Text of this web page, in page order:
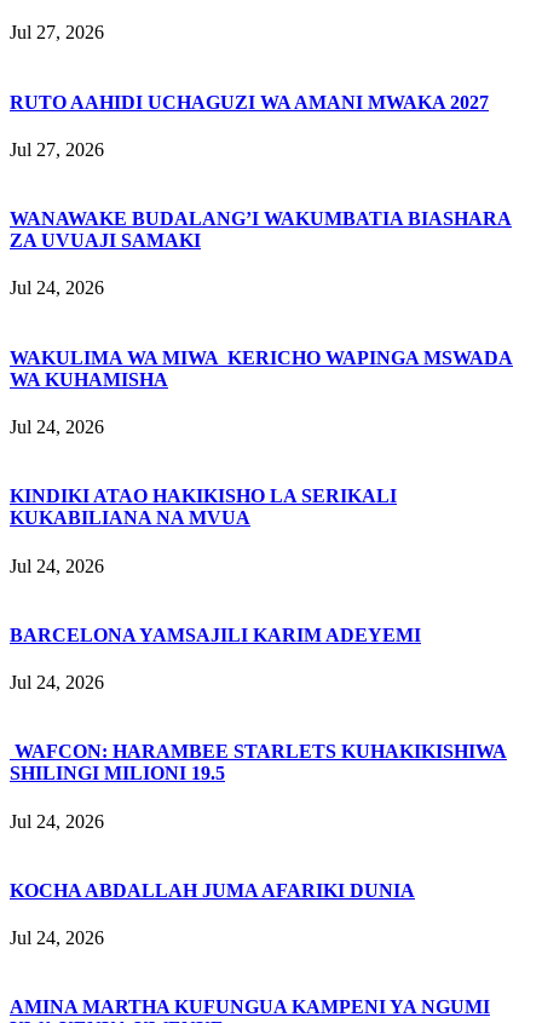
Jul 27, 2026
RUTO AAHIDI UCHAGUZI WA AMANI MWAKA 2027
Jul 27, 2026
WANAWAKE BUDALANG’I WAKUMBATIA BIASHARA
ZA UVUAJI SAMAKI
Jul 24, 2026
WAKULIMA WA MIWA KERICHO WAPINGA MSWADA
WA KUHAMISHA
Jul 24, 2026
KINDIKI ATAO HAKIKISHO LA SERIKALI
KUKABILIANA NA MVUA
Jul 24, 2026
BARCELONA YAMSAJILI KARIM ADEYEMI
Jul 24, 2026
WAFCON: HARAMBEE STARLETS KUHAKIKISHIWA
SHILINGI MILIONI 19.5
Jul 24, 2026
KOCHA ABDALLAH JUMA AFARIKI DUNIA
Jul 24, 2026
AMINA MARTHA KUFUNGUA KAMPENI YA NGUMI